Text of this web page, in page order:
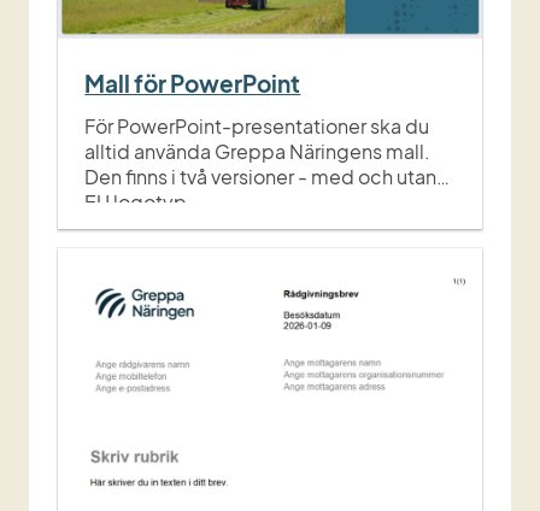
Mall för PowerPoint
För PowerPoint-presentationer ska du
alltid använda Greppa Näringens mall.
Den finns i två versioner - med och utan
EU logotyp.